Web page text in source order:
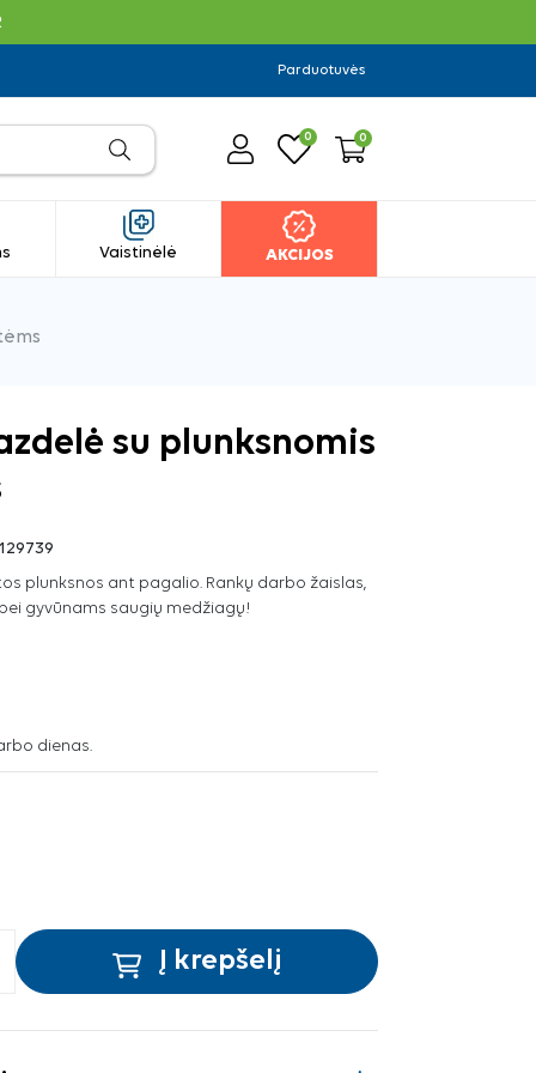
Parduotuvės
0 0
Vaistinėlė AKCIJOS
su plunksnomis
plunksnos ant pagalio. Rankų darbo žaislas,
gyvūnams saugių medžiagų!
dienas.
Į krepšelį